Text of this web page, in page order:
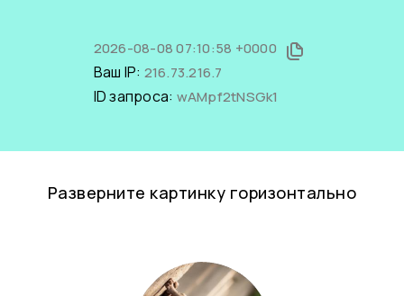
2026-08-08 07:10:58 +0000
Ваш IP: 216.73.216.7
ID запроса: wAMpf2tNSGk1
Разверните картинку горизонтально